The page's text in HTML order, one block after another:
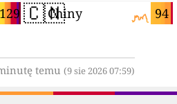
129 🇨🇳 94
Chiny
temu (9 sie 2026 07:59)